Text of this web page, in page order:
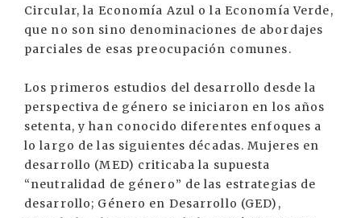
Circular, la Economía Azul o la Economía Verde,
que no son sino denominaciones de abordajes
parciales de esas preocupación comunes.
Los primeros estudios del desarrollo desde la
perspectiva de género se iniciaron en los años
setenta, y han conocido diferentes enfoques a
lo largo de las siguientes décadas. Mujeres en
desarrollo (MED) criticaba la supuesta
“neutralidad de género” de las estrategias de
desarrollo; Género en Desarrollo (GED),